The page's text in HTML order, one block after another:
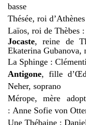
basse
Thésée, roi
Laïos, roi de Thèbes
Jocaste, reine de
Ekaterina Gubanova,
La Sphinge :
Antigone, fille
Neher, soprano
Mérope, mère
: Anne Sofie von
Une Thébaine :